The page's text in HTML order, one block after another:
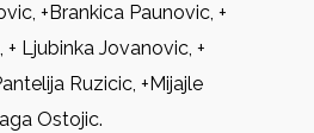
+Brankica Paunovic, +
Ljubinka Jovanovic, +
Ruzicic, +Mijajle
Ostojic.